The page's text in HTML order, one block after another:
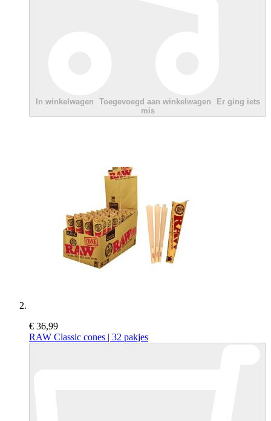
In winkelwagen Toegevoegd aan winkelwagen
Er ging iets
mis
€ 36,99
RAW Classic cones | 32 pakjes